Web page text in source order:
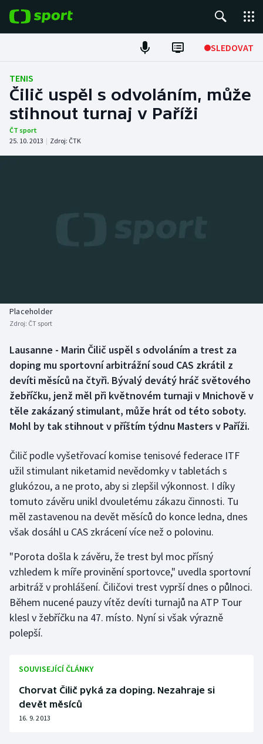
SLEDOVAT
Fotbal
Hokej
Tenis
Atletika
Biatlon
Boby a skeleton
Box
Curling
Florbal
Futsal
Golf
Gymnastika
Házená
Jezdectví
Judo
Krasobruslení
Lezení
Lyže a snowboard
Aplikace ČT sport
AZ kvíz
TENIS
Čilič uspěl s odvoláním, může
stihnout turnaj v Paříži
ČT sport
25. 10. 2013 | Zdroj: ČTK
Placeholder
Zdroj: ČT sport
Lausanne - Marin Čilič uspěl s odvoláním a trest za
doping mu sportovní arbitrážní soud CAS zkrátil z
devíti měsíců na čtyři. Bývalý devátý hráč světového
žebříčku, jenž měl při květnovém turnaji v Mnichově v
těle zakázaný stimulant, může hrát od této soboty.
Mohl by tak stihnout v příštím týdnu Masters v Paříži.
Čilič podle vyšetřovací komise tenisové federace ITF
užil stimulant niketamid nevědomky v tabletách s
glukózou, a ne proto, aby si zlepšil výkonnost. I díky
tomuto závěru unikl dvouletému zákazu činnosti. Tu
měl zastavenou na devět měsíců do konce ledna, dnes
však dosáhl u CAS zkrácení více než o polovinu.
"Porota došla k závěru, že trest byl moc přísný
vzhledem k míře provinění sportovce," uvedla sportovní
arbitráž v prohlášení. Čiličovi trest vyprší dnes o půlnoci.
Během nucené pauzy vítěz devíti turnajů na ATP Tour
klesl v žebříčku na 47. místo. Nyní si však výrazně
polepší.
SOUVISEJÍCÍ ČLÁNKY
Chorvat Čilič pyká za doping. Nezahraje si
devět měsíců
16. 9. 2013